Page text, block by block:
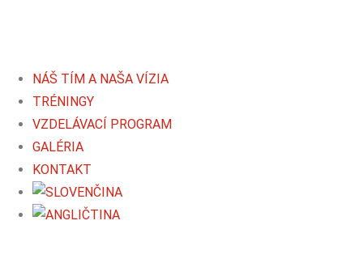
NÁŠ TÍM A NAŠA VÍZIA
TRÉNINGY
VZDELÁVACÍ PROGRAM
GALÉRIA
KONTAKT